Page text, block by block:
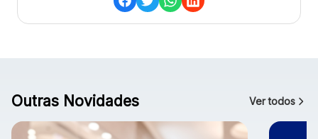
Outras Novidades Ver todos